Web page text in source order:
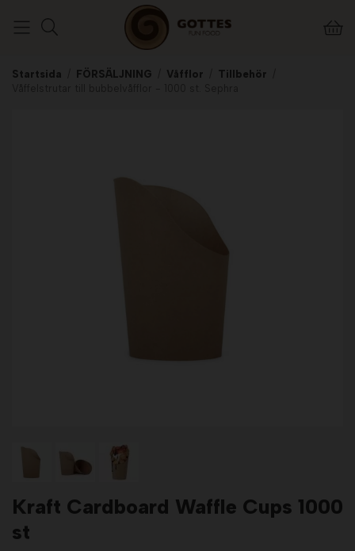
Startsida FÖRSÄLJNING Våfflor Tillbehör
Kraft Cardboard Waffle Cups 1000
st